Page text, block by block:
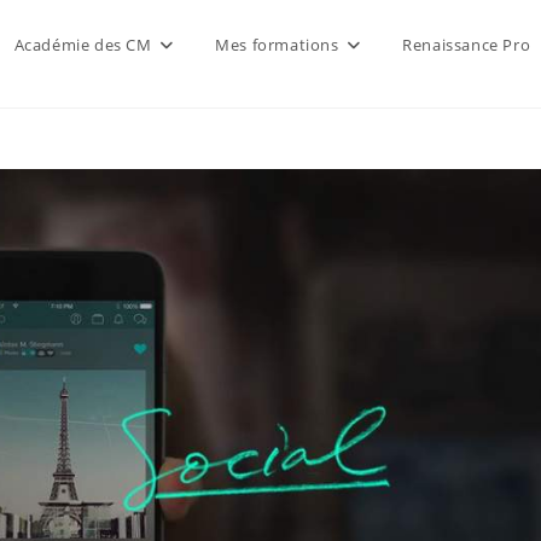
Académie des CM Mes formations Renaissance Pro